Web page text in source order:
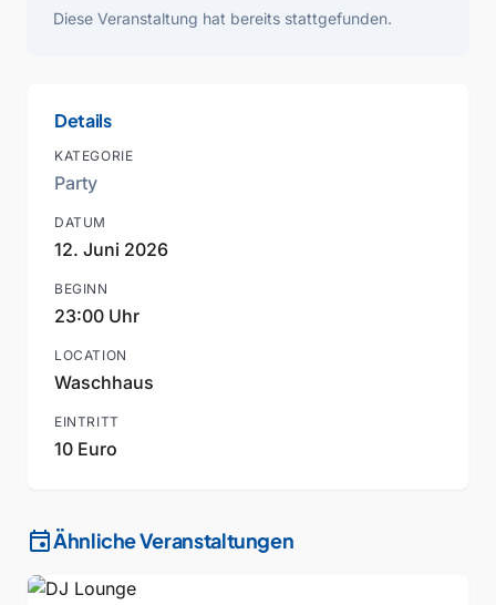
Diese Veranstaltung hat bereits stattgefunden.
Details
KATEGORIE
Party
DATUM
12. Juni 2026
BEGINN
23:00 Uhr
LOCATION
Waschhaus
EINTRITT
10 Euro
eventÄhnliche Veranstaltungen